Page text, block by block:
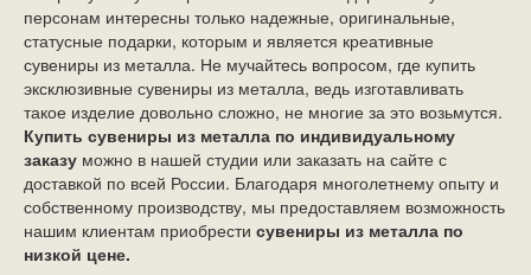
персонам интересны только надежные, оригинальные,
статусные подарки, которым и является креативные
сувениры из металла. Не мучайтесь вопросом, где купить
эксклюзивные сувениры из металла, ведь изготавливать
такое изделие довольно сложно, не многие за это возьмутся.
Купить сувениры из металла по индивидуальному
заказу можно в нашей студии или заказать на сайте с
доставкой по всей России. Благодаря многолетнему опыту и
собственному производству, мы предоставляем возможность
нашим клиентам приобрести сувениры из металла по
низкой цене.